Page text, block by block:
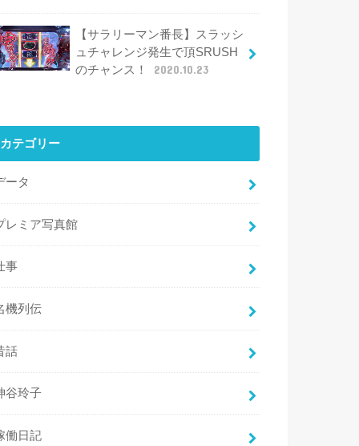
【サラリーマン番長】スラッシ
ュチャレンジ発生で頂SRUSH
のチャンス！
2020.10.23
カテゴリー
ータ
レミア写真館
事
機列伝
話
谷玲子
働日記